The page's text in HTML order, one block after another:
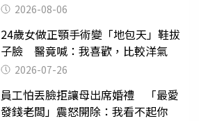
2026-08-06
24歲女做正顎手術變「地包天」鞋拔
子臉 醫竟喊：我喜歡，比較洋氣
2026-07-26
員工怕丟臉拒讓母出席婚禮 「最愛
發錢老闆」震怒開除：我看不起你